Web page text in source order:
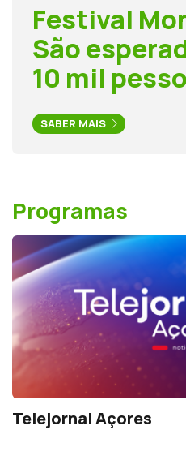
Festival
São
10 mil
SABER MAIS
Programas
Telejornal Açores